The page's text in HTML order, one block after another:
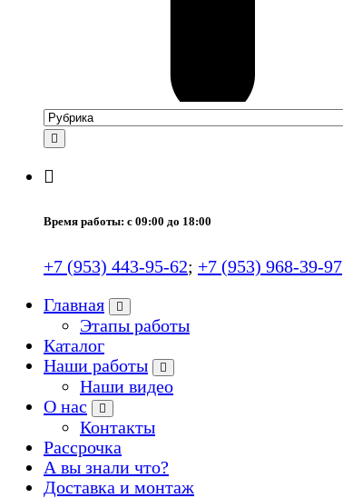
Время работы: с 09:00 до 18:00
+7 (953) 443-95-62; +7 (953) 968-39-97
Главная
Этапы работы
Каталог
Наши работы
Наши видео
О нас
Контакты
Рассрочка
А вы знали что?
Доставка и монтаж